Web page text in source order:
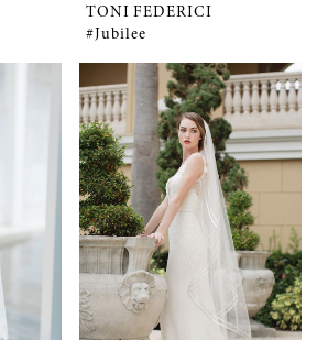
TONI FEDERICI
#Jubilee